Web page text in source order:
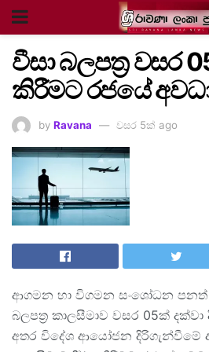
වීසා බලපත්‍ර වසර
කිරීමට රජයේ
by Ravana වසර 5ක් ago
ආගමන හා විගමන සං‌ශෝධන
බලපත්‍ර කාලසීමාව වසර 05ක්
අතර විදේශ ආයෝජන